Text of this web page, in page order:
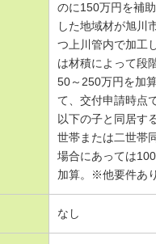
のに150万円を補
した地域材が旭川
つ上川管内で加工
は材積によって段
50～250万円を加
て、交付申請時点
以下の子と同居す
世帯または二世帯
場合にあっては
加算。※他要件あり
なし